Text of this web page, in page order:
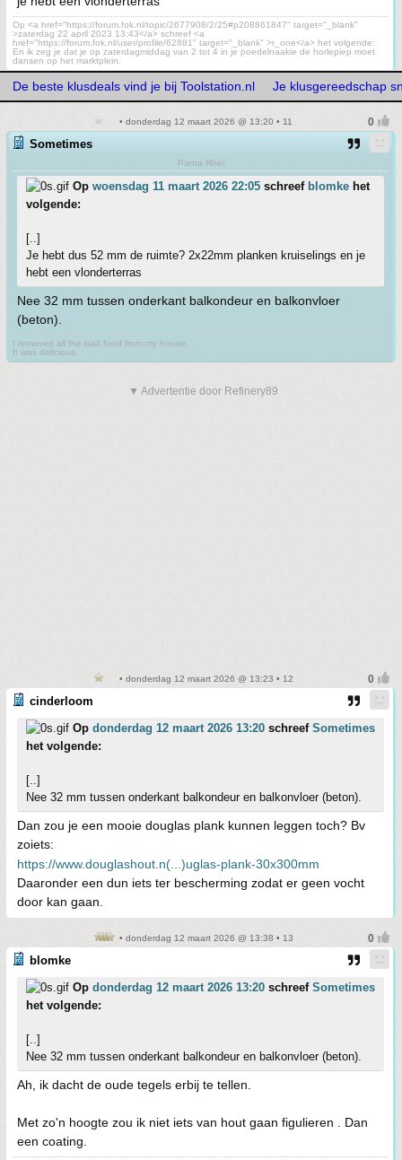
Op <a href="https://forum.fok.nl/topic/2677908/2/25#p208861847" target="_blank"
>zaterdag 22 april 2023 13:43</a> schreef <a
href="https://forum.fok.nl/user/profile/62881" target="_blank" >r_one</a> het volgende:
En ik zeg je dat je op zaterdagmiddag van 2 tot 4 in je poedelnaakie de horlepiep moet
dansen op het marktplein.
De beste klusdeals vind je bij Toolstation.nl Je klusgereedschap
• donderdag 12 maart 2026 @ 13:20 • 11
Sometimes
Panta Rhei
Op woensdag 11 maart 2026 22:05 schreef blomke het
volgende:
[..]
Je hebt dus 52 mm de ruimte? 2x22mm planken kruiselings en je
hebt een vlonderterras
Nee 32 mm tussen onderkant balkondeur en balkonvloer
(beton).
I removed all the bad food from my house.
It was delicious.
▼ Advertentie door Refinery89
• donderdag 12 maart 2026 @ 13:23 • 12
cinderloom
Op donderdag 12 maart 2026 13:20 schreef Sometimes
het volgende:
[..]
Nee 32 mm tussen onderkant balkondeur en balkonvloer (beton).
Dan zou je een mooie douglas plank kunnen leggen toch? Bv
zoiets:
https://www.douglashout.n(...)uglas-plank-30x300mm
Daaronder een dun iets ter bescherming zodat er geen vocht
door kan gaan.
• donderdag 12 maart 2026 @ 13:38 • 13
blomke
Op donderdag 12 maart 2026 13:20 schreef Sometimes
het volgende:
[..]
Nee 32 mm tussen onderkant balkondeur en balkonvloer (beton).
Ah, ik dacht de oude tegels erbij te tellen.
Met zo'n hoogte zou ik niet iets van hout gaan figulieren . Dan
een coating.